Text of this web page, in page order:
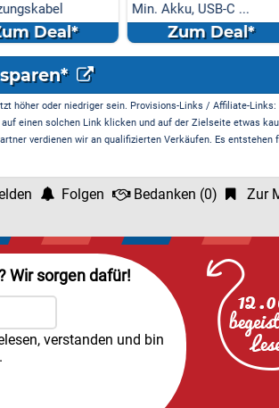
Visi...Deal*
Min. Akku, USB-C ...
Zum Deal*
höher oder niedriger sein. Provisions-Links / Affiliate-
einen solchen Link klicken und auf der Zielseite etwas
verdienen wir an qualifizierten Verkäufen. Es entstehen
Folgen Bedanken (0) Zur
Wir sorgen dafür!
verstanden und bin